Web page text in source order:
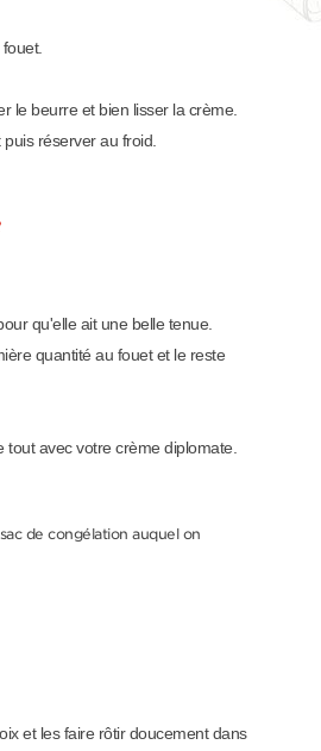
le beurre et bien lisser la crème.
réserver au froid.
qu'elle ait une belle tenue.
quantité au fouet et le reste
avec votre crème diplomate.
de congélation auquel on
et les faire rôtir doucement dans